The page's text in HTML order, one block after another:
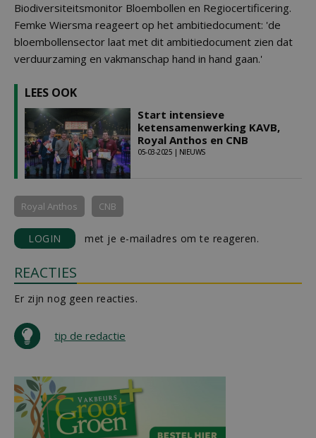
Biodiversiteitsmonitor Bloembollen en Regiocertificering.
Femke Wiersma reageert op het ambitiedocument: 'de
bloembollensector laat met dit ambitiedocument zien dat
verduurzaming en vakmanschap hand in hand gaan.'
LEES OOK
Start intensieve
ketensamenwerking KAVB,
Royal Anthos en CNB
05-03-2025 | NIEUWS
Royal Anthos CNB
LOGIN met je e-mailadres om te reageren.
REACTIES
Er zijn nog geen reacties.
tip de redactie